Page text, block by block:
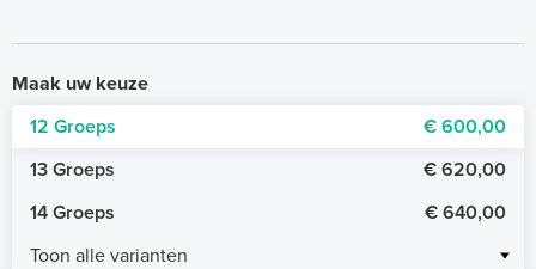
Maak uw keuze
12 Groeps
€ 600,00
13 Groeps
€ 620,00
14 Groeps
€ 640,00
Toon alle varianten